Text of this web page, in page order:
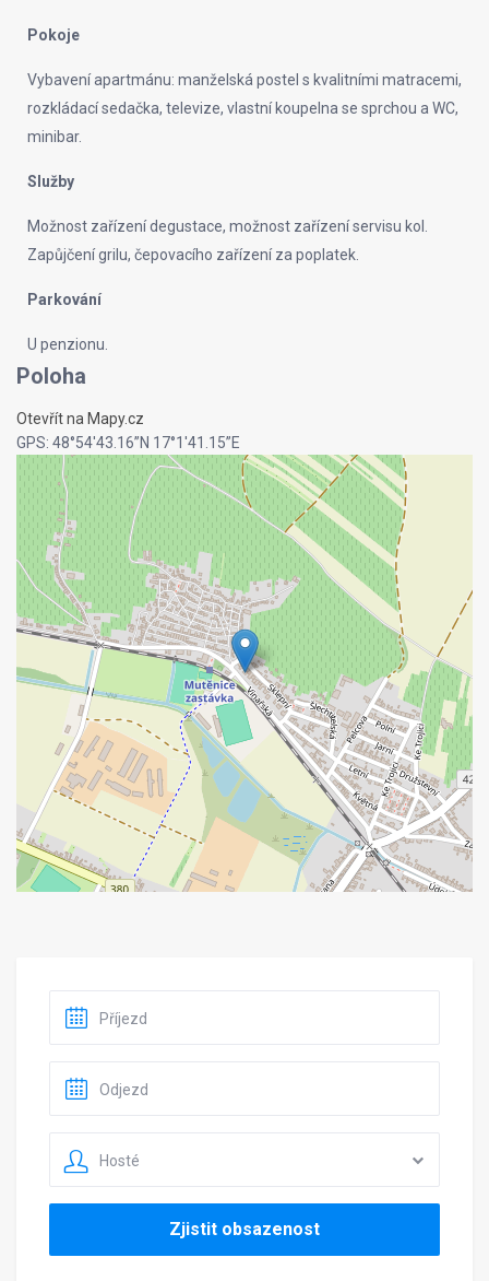
Pokoje
Vybavení apartmánu: manželská postel s kvalitními matracemi,
rozkládací sedačka, televize, vlastní koupelna se sprchou a WC,
minibar.
Služby
Možnost zařízení degustace, možnost zařízení servisu kol.
Zapůjčení grilu, čepovacího zařízení za poplatek.
Parkování
U penzionu.
Poloha
Otevřít na Mapy.cz
GPS: 48°54'43.16”N 17°1'41.15”E
Hosté
Zjistit obsazenost